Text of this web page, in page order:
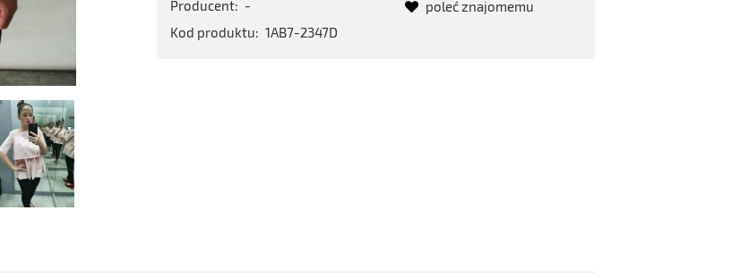
Producent: -
Kod produktu: 1AB7-2347D
poleć znajomemu